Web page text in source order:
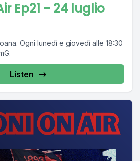
Ep21 - 24 luglio
Ogni lunedì e giovedì alle 18:30
Listen